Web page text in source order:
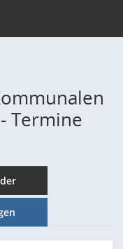
Termine